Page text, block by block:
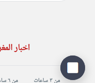
اخبار
من ٣ ساعات من ٦ ساعات